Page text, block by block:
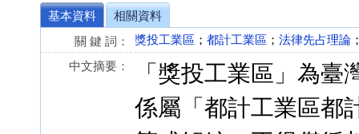
基本資料
相關資料
關 鍵 詞：
獎投工業區 ； 都計工業區 ； 法律先占理論
中文摘要：
「獎投工業區」為
係屬「都計工業區都